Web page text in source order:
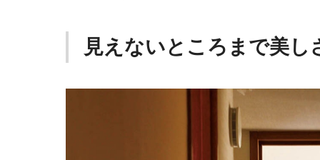
見えないところまで美し